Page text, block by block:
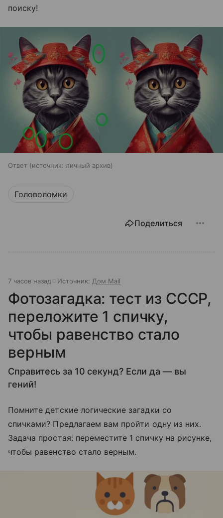
поиску!
Ответ источник: личный архив
Головоломки
Поделиться
7 часов назад Источник: Дом Mail
Фотозагадка: тест из СССР,
переложите 1 спичку,
чтобы равенство стало
верным
Справитесь за 10 секунд? Если да — вы
гений!
Помните детские логические загадки со
спичками? Предлагаем вам пройти одну из них.
Задача простая: переместите 1 спичку на рисунке,
чтобы равенство стало верным.